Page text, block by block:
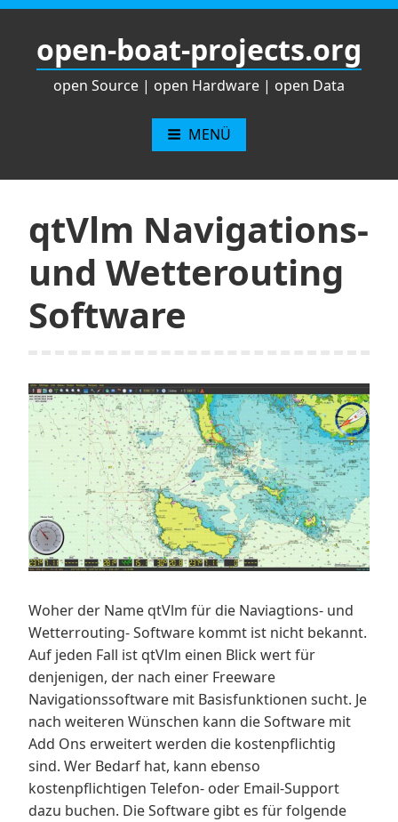
Zum
springenopen-boat-projects.org
open Source | open Hardware | open Data
MENÜ
qtVlm Navigations-
und Wetterouting
Software
Woher der Name qtVlm für die Naviagtions- und
Wetterrouting- Software kommt ist nicht bekannt.
Auf jeden Fall ist qtVlm einen Blick wert für
denjenigen, der nach einer Freeware
Navigationssoftware mit Basisfunktionen sucht. Je
nach weiteren Wünschen kann die Software mit
Add Ons erweitert werden die kostenpflichtig
sind. Wer Bedarf hat, kann ebenso
kostenpflichtigen Telefon- oder Email-Support
dazu buchen. Die Software gibt es für folgende